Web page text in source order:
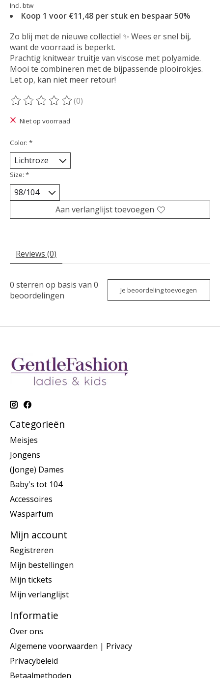
Incl. btw
Koop 1 voor €11,48 per stuk en bespaar 50%
Zo blij met de nieuwe collectie! ✨ Wees er snel bij,
want de voorraad is beperkt.
Prachtig knitwear truitje van viscose met polyamide.
Mooi te combineren met de bijpassende plooirokjes.
Let op, kan niet meer retour!
De beoordeling van dit product is
(0)
Niet op voorraad
Color: *
Size: *
Aan verlanglijst toevoegen
Reviews (0)
0 sterren op basis van 0
beoordelingen
Je beoordeling toevoegen
Categorieën
Meisjes
Jongens
(Jonge) Dames
Baby's tot 104
Accessoires
Wasparfum
Mijn account
Registreren
Mijn bestellingen
Mijn tickets
Mijn verlanglijst
Informatie
Over ons
Algemene voorwaarden | Privacy
Privacybeleid
Betaalmethoden